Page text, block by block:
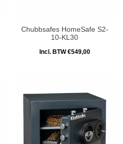
Chubbsafes HomeSafe S2-
10-KL30
Incl. BTW €549,00